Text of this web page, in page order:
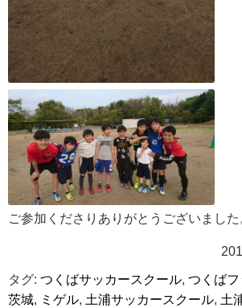
ご参加くださりありがとうございました
タグ: つくばサッカースクール, つくば
茨城, ミゲル, 土浦サッカースクール, 土